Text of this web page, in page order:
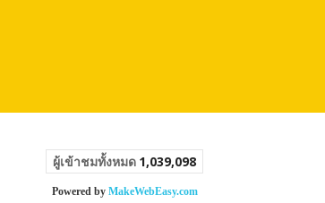
ผู้เข้าชมทั้งหมด 1,039,098
Powered by MakeWebEasy.com